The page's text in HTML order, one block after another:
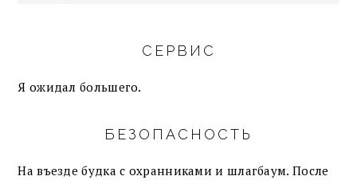
СЕРВИС
Я ожидал большего.
БЕЗОПАСНОСТЬ
На въезде будка с охранниками и шлагбаум. После